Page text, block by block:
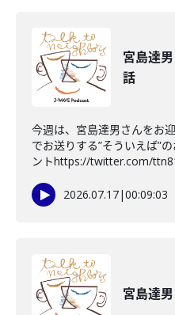
宮島達
話
今週は、宮島達男さんをお
でお送りする”そういえば”
ントhttps://twitter.com/
2026.07.17|00:09:03
宮島達